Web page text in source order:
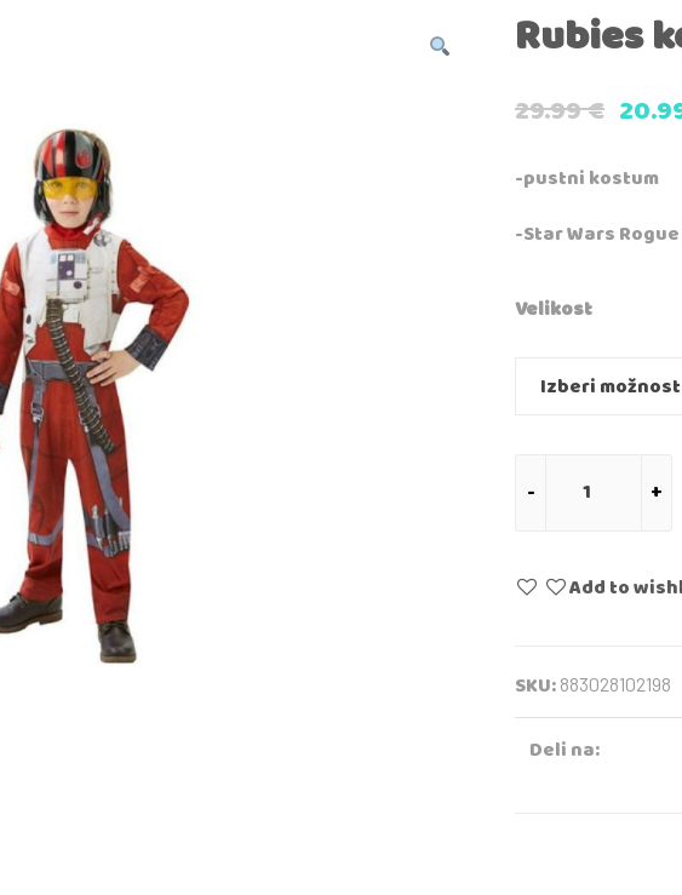
Rubies
29.99€
-pustni kostum
-Star Wars
Velikost
Add to
SKU: 883028102198
Deli na: